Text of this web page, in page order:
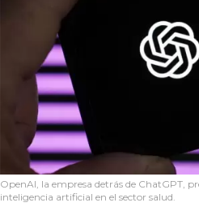
OpenAI, la empresa detrás de ChatGPT,
inteligencia artificial en el sector salud.